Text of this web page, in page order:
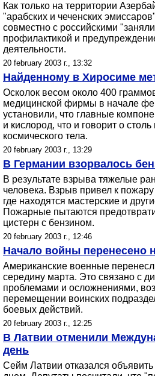
Как только на территории
"арабских и чеченских
совместно с российскими
профилактикой и
деятельности.
20 february 2003 г., 13:32
Найденному в Хиросиме
Осколок весом около 400
медицинской фирмы в начале
установили, что главные
и кислород, что и говорит о
космического тела.
20 february 2003 г., 13:29
В Германии взорвалось
В результате взрыва тяжелые
человека. Взрыв привел к
где находятся мастерские и
Пожарные пытаются
цистерн с бензином.
20 february 2003 г., 12:46
Начало войны перенесено
Американские военные
середину марта. Это связано с
проблемами и осложнениями,
перемещении воинских
боевых действий.
20 february 2003 г., 12:25
В Латвии отменили
день
Сейм Латвии отказался